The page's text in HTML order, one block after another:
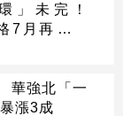
」未完！
7月再創新
華強北「一
漲3成